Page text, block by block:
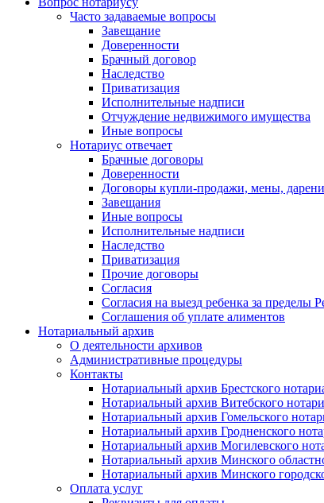
Часто задаваемые вопросы
Завещание
Доверенности
Брачный договор
Наследство
Приватизация
Исполнительные надписи
Отчуждение недвижимого имущества
Иные вопросы
Нотариус отвечает
Брачные договоры
Доверенности
Договоры купли-продажи, мены,
Завещания
Иные вопросы
Исполнительные надписи
Наследство
Приватизация
Прочие договоры
Согласия
Согласия на выезд ребенка за пределы
Соглашения об уплате алиментов
Нотариальный архив
О деятельности архивов
Административные процедуры
Контакты
Нотариальный архив Брестского
Нотариальный архив Витебского
Нотариальный архив Гомельского
Нотариальный архив Гродненского
Нотариальный архив Могилевского
Нотариальный архив Минского
Нотариальный архив Минского
Оплата услуг